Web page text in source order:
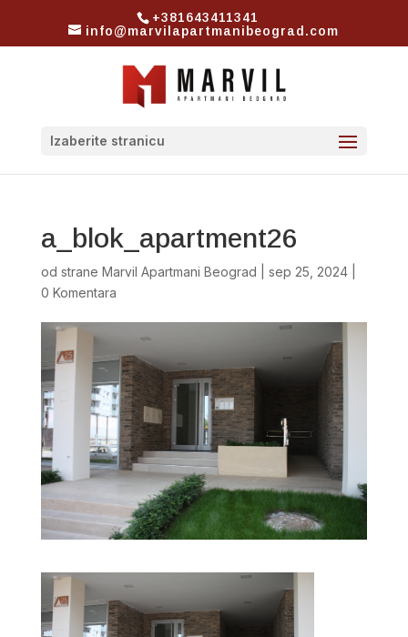
+381643411341
info@marvilapartmanibeograd.com
Izaberite stranicu
a_blok_apartment26
od strane Marvil Apartmani Beograd sep 25, 2024|
0 Komentara